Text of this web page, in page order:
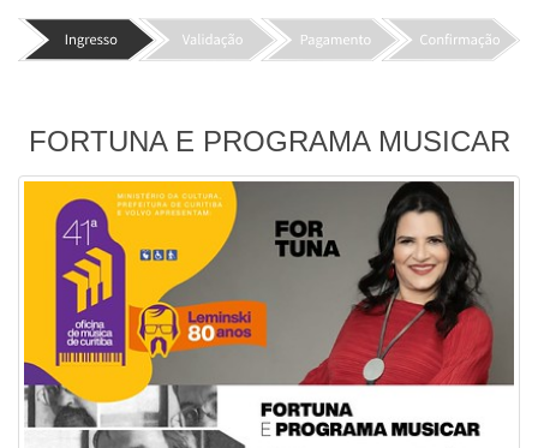
FORTUNA E PROGRAMA MUSICAR